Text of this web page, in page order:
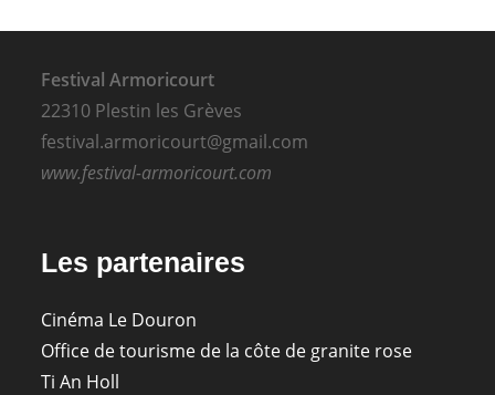
Festival Armoricourt
22310 Plestin les Grèves
festival.armoricourt@gmail.com
www.festival-armoricourt.com
Les partenaires
Cinéma Le Douron
Office de tourisme de la côte de granite rose
Ti An Holl